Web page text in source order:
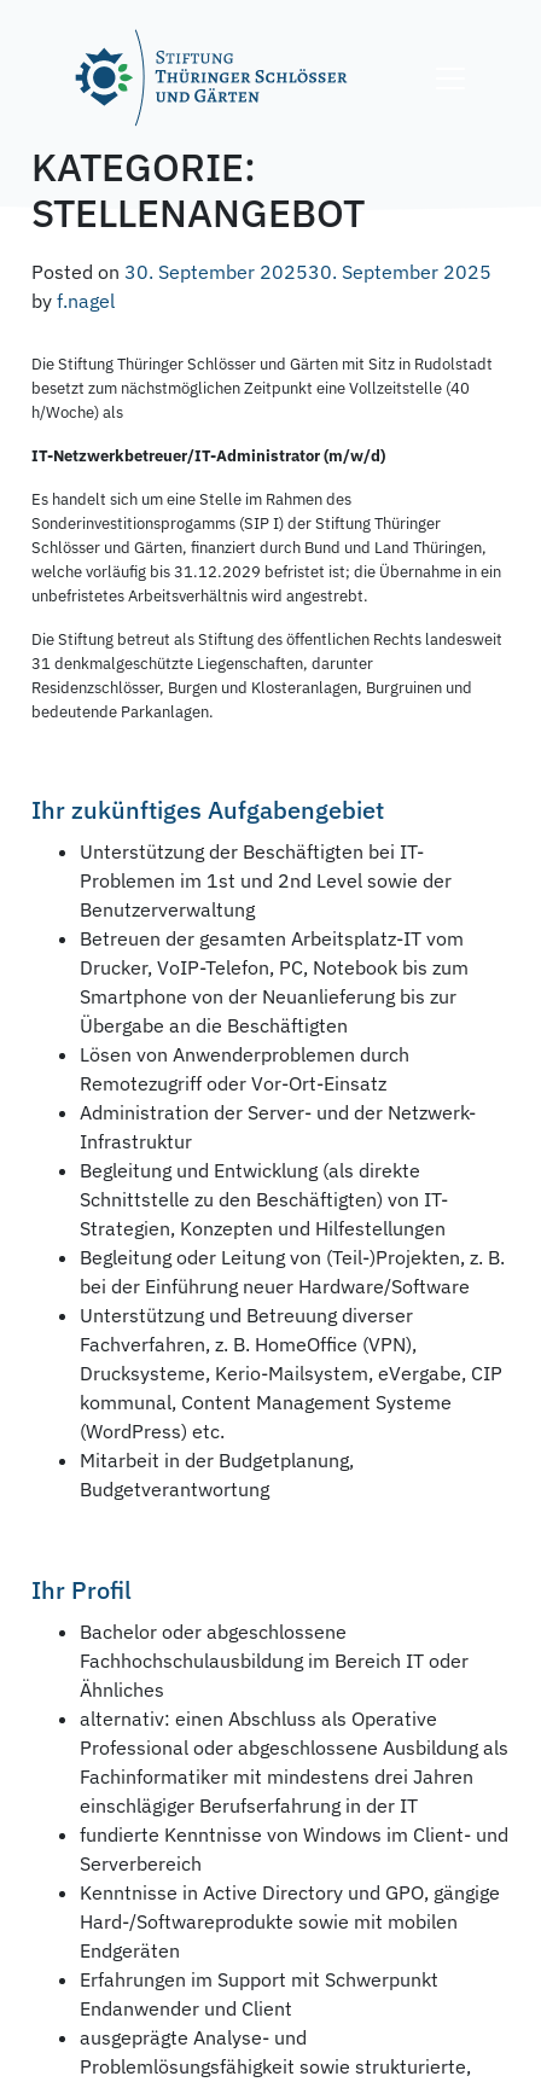
KATEGORIE:
STELLENANGEBOT
Posted on 30. September 202530. September 2025
byf.nagel
Die Stiftung Thüringer Schlösser und Gärten mit Sitz in Rudolstadt
besetzt zum nächstmöglichen Zeitpunkt eine Vollzeitstelle (40
h/Woche) als
IT-Netzwerkbetreuer/IT-Administrator (m/w/d)
Es handelt sich um eine Stelle im Rahmen des
Sonderinvestitionsprogamms (SIP I) der Stiftung Thüringer
Schlösser und Gärten, finanziert durch Bund und Land Thüringen,
welche vorläufig bis 31.12.2029 befristet ist; die Übernahme in ein
unbefristetes Arbeitsverhältnis wird angestrebt.
Die Stiftung betreut als Stiftung des öffentlichen Rechts landesweit
31 denkmalgeschützte Liegenschaften, darunter
Residenzschlösser, Burgen und Klosteranlagen, Burgruinen und
bedeutende Parkanlagen.
Ihr zukünftiges Aufgabengebiet
Unterstützung der Beschäftigten bei IT-
Problemen im 1st und 2nd Level sowie der
Benutzerverwaltung
Betreuen der gesamten Arbeitsplatz-IT vom
Drucker, VoIP-Telefon, PC, Notebook bis zum
Smartphone von der Neuanlieferung bis zur
Übergabe an die Beschäftigten
Lösen von Anwenderproblemen durch
Remotezugriff oder Vor-Ort-Einsatz
Administration der Server- und der Netzwerk-
Infrastruktur
Begleitung und Entwicklung (als direkte
Schnittstelle zu den Beschäftigten) von IT-
Strategien, Konzepten und Hilfestellungen
Begleitung oder Leitung von (Teil-)Projekten, z. B.
bei der Einführung neuer Hardware/Software
Unterstützung und Betreuung diverser
Fachverfahren, z. B. HomeOffice (VPN),
Drucksysteme, Kerio-Mailsystem, eVergabe, CIP
kommunal, Content Management Systeme
(WordPress) etc.
Mitarbeit in der Budgetplanung,
Budgetverantwortung
Ihr Profil
Bachelor oder abgeschlossene
Fachhochschulausbildung im Bereich IT oder
Ähnliches
alternativ: einen Abschluss als Operative
Professional oder abgeschlossene Ausbildung als
Fachinformatiker mit mindestens drei Jahren
einschlägiger Berufserfahrung in der IT
fundierte Kenntnisse von Windows im Client- und
Serverbereich
Kenntnisse in Active Directory und GPO, gängige
Hard-/Softwareprodukte sowie mit mobilen
Endgeräten
Erfahrungen im Support mit Schwerpunkt
Endanwender und Client
ausgeprägte Analyse- und
Problemlösungsfähigkeit sowie strukturierte,